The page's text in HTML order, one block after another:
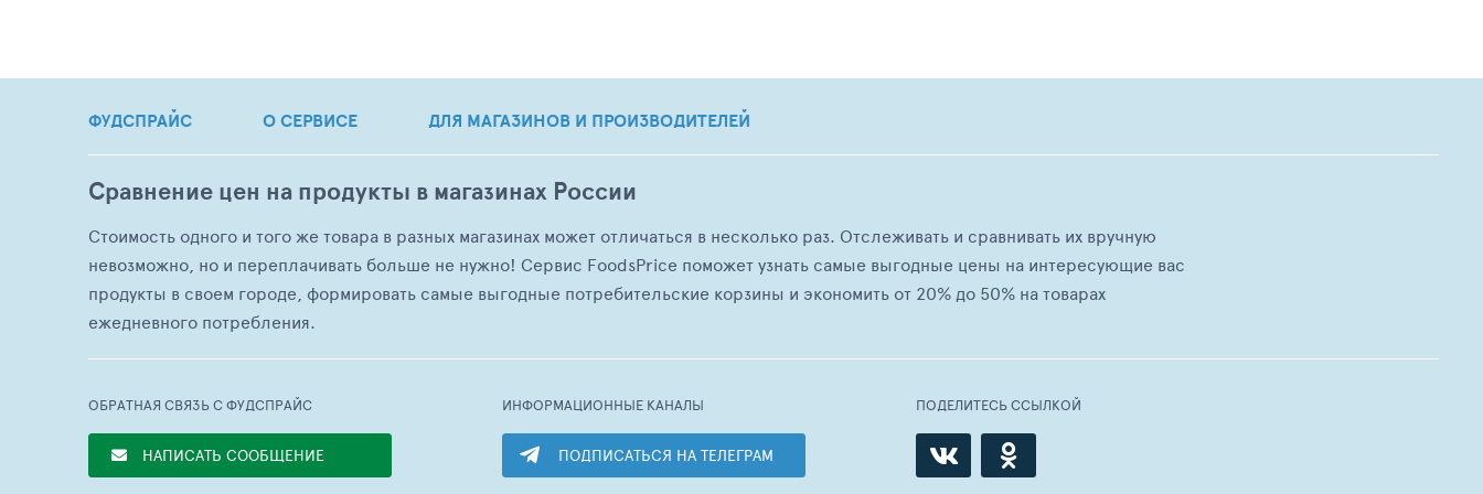
ФУДСПРАЙС О СЕРВИСЕ ДЛЯ МАГАЗИНОВ И ПРОИЗВОДИТЕЛЕЙ
Сравнение цен на продукты в магазинах России
Стоимость одного и того же товара в разных магазинах может отличаться в несколько раз. Отслеживать и сравнивать их вручную
невозможно, но и переплачивать больше не нужно! Сервис FoodsPrice поможет узнать самые выгодные цены на интересующие вас
продукты в своем городе, формировать самые выгодные потребительские корзины и экономить от 20% до 50% на товарах
ежедневного потребления.
ОБРАТНАЯ СВЯЗЬ С ФУДСПРАЙС
НАПИСАТЬ СООБЩЕНИЕ
ИНФОРМАЦИОННЫЕ КАНАЛЫ
ПОДПИСАТЬСЯ НА ТЕЛЕГРАМ
ПОДЕЛИТЕСЬ ССЫЛКОЙ